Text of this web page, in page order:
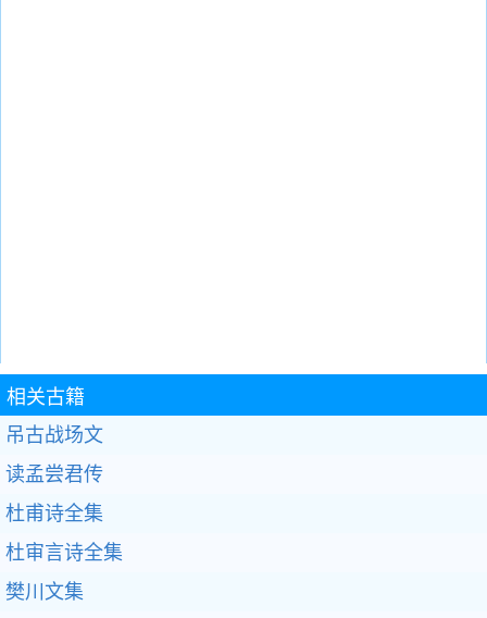
相关古籍
吊古战场文
读孟尝君传
杜甫诗全集
杜审言诗全集
樊川文集